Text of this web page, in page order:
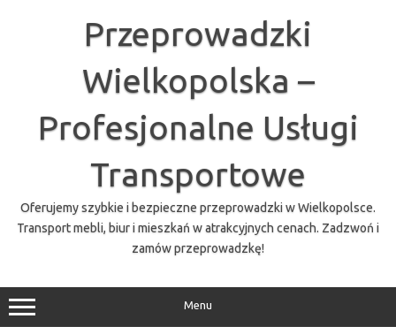
Przeprowadzki
Wielkopolska –
Profesjonalne Usługi
Transportowe
Oferujemy szybkie i bezpieczne przeprowadzki w Wielkopolsce.
Transport mebli, biur i mieszkań w atrakcyjnych cenach. Zadzwoń i
zamów przeprowadzkę!
Menu